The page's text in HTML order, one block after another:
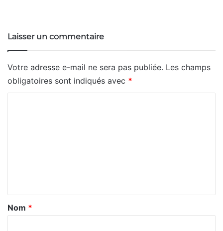
Laisser un commentaire
Votre adresse e-mail ne sera pas publiée. Les champs
obligatoires sont indiqués avec *
a
Nom *